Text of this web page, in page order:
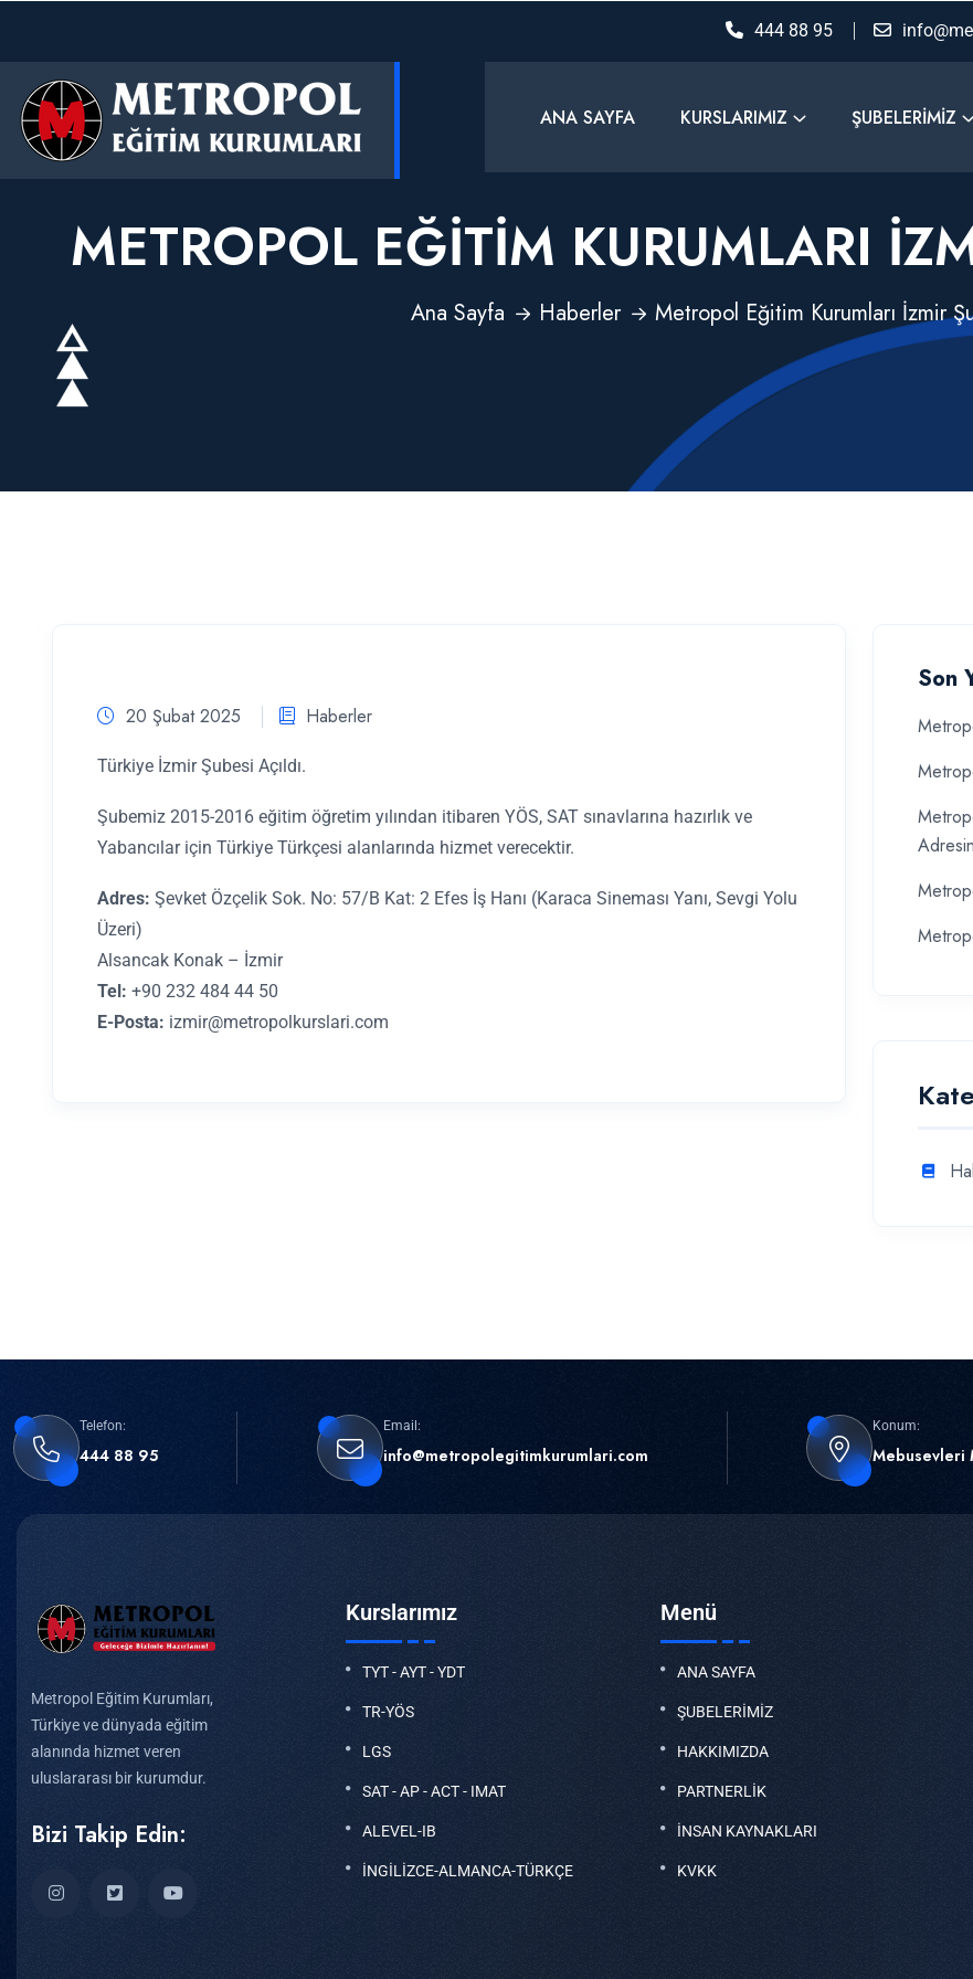
444 88 95
ANA SAYFA KURSLARIMIZ ŞUBELERIMIZ
METROPOL EĞITIM KURUMLARI
Ana Sayfa Haberler Metropol Eğitim Kurumları İzmir
20 Şubat 2025 Haberler
Türkiye İzmir Şubesi Açıldı.
Şubemiz 2015-2016 eğitim öğretim yılından itibaren YÖS, SAT sınavlarına hazırlık ve
Yabancılar için Türkiye Türkçesi alanlarında hizmet verecektir.
Adres: Şevket Özçelik Sok. No: 57/B Kat: 2 Efes İş Hanı (Karaca Sineması Yanı, Sevgi Yolu
Üzeri)
Alsancak Konak – İzmir
Tel: +90 232 484 44 50
E-Posta: izmir@metropolkurslari.com
Son
Telefon:
444 88 95
Email:
info@metropolegitimkurumlari.com
Konum:
Mebusevleri
Metropol Eğitim Kurumları,
Türkiye ve dünyada eğitim
alanında hizmet veren
uluslararası bir kurumdur.
Bizi Takip Edin:
Kurslarımız
TYT - AYT - YDT
TR-YÖS
LGS
SAT - AP - ACT - IMAT
ALEVEL-IB
İNGİLİZCE-ALMANCA-TÜRKÇE
Menü
ANA SAYFA
ŞUBELERİMİZ
HAKKIMIZDA
PARTNERLİK
İNSAN KAYNAKLARI
KVKK